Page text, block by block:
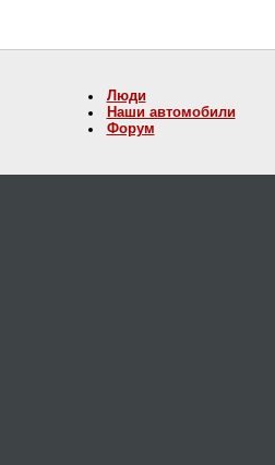
Люди
Наши автомобили
Форум